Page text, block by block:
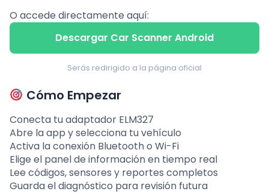
O accede directamente aquí:
Descargar Car Scanner Android
Serás redirigido a la página oficial
Cómo Empezar
Conecta tu adaptador ELM327
Abre la app y selecciona tu vehículo
Activa la conexión Bluetooth o Wi-Fi
Elige el panel de información en tiempo real
Lee códigos, sensores y reportes completos
Guarda el diagnóstico para revisión futura